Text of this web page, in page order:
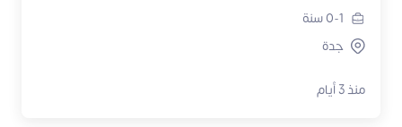
0-1سنة
جدة
منذ 3 أيام